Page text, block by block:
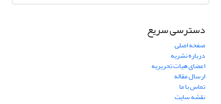
دسترسی سریع
صفحه اصلی
درباره نشریه
اعضای هیات تحریریه
ارسال مقاله
تماس با ما
نقشه سایت